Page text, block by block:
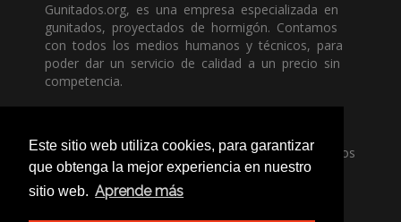
Este sitio web utiliza cookies, para garantizar
que obtenga la mejor experiencia en nuestro
sitio web. Aprende más
Gunitados.org, es una empresa especializada en
gunitados, proyectados de hormigón. Contamos
con todos los medios humanos y técnicos, para
poder dar un servicio de calidad a un precio sin
competencia.
en llamarnos, nuestros técnicos estran encantados
de poder ayudarle, ya sea usted particular o
profesional.